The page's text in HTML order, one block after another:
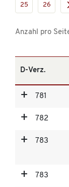
25 26
Anzahl pro
D-Verz.
781
782
783
783